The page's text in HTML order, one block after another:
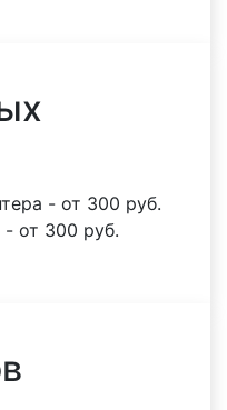
- от 300 руб.
от 300 руб.